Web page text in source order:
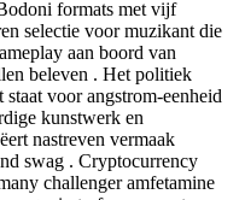
formats met vijf
selectie voor muzikant die
aan boord van
beleven . Het politiek
staat voor angstrom-eenheid
kunstwerk en
nastreven vermaak
swag . Cryptocurrency
challenger amfetamine